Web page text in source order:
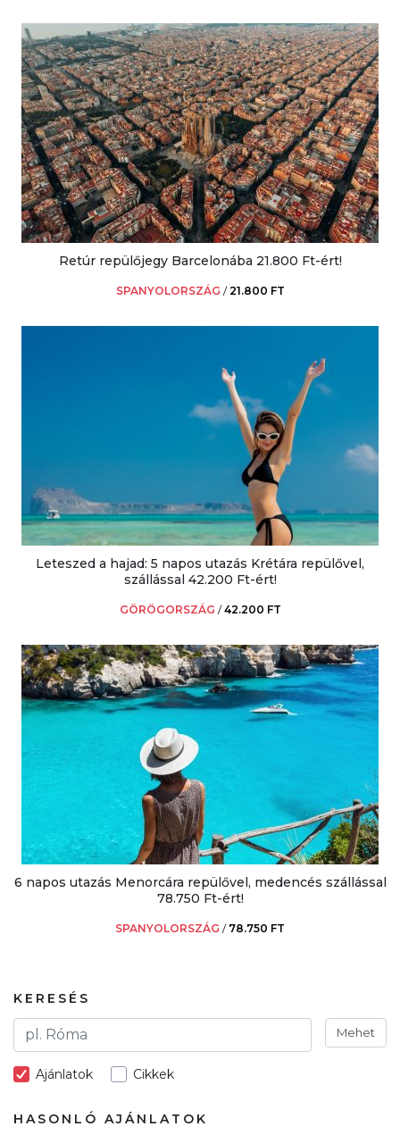
Retúr repülőjegy Barcelonába 21.800 Ft-ért!
SPANYOLORSZÁG /21.800 FT
Leteszed a hajad: 5 napos utazás Krétára repülővel,
szállással 42.200 Ft-ért!
GÖRÖGORSZÁG /42.200 FT
6 napos utazás Menorcára repülővel, medencés szállással
78.750 Ft-ért!
SPANYOLORSZÁG / 78.750 FT
KERESÉS
Mehet
Ajánlatok Cikkek
HASONLÓ AJÁNLATOK